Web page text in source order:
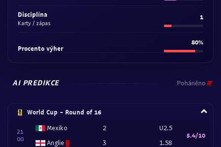
Disciplína
Karty / zápas
1
Procento výher
80%
AI PREDIKCE Poháněno
World Cup - Round of 16
21
00
Mexiko
Anglie
2
3
U2.5
1.58
5.4/10